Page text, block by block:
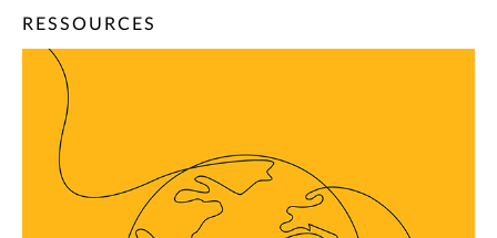
RESSOURCES